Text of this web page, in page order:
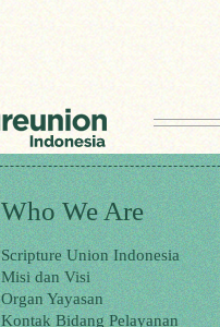
Who We Are
Scripture Union Indonesia
Misi dan Visi
Organ Yayasan
Kontak Bidang Pelayanan